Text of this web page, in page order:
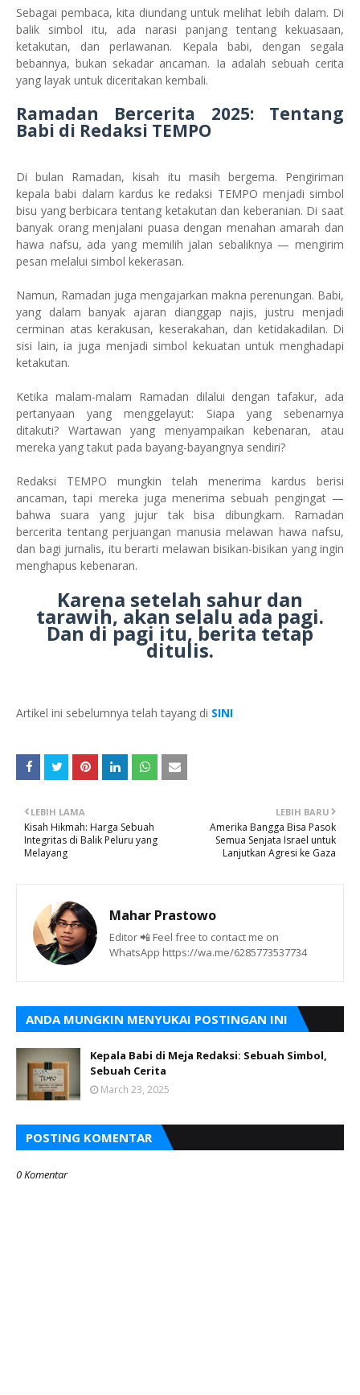
Sebagai pembaca, kita diundang untuk melihat lebih dalam. Di
balik simbol itu, ada narasi panjang tentang kekuasaan,
ketakutan, dan perlawanan. Kepala babi, dengan segala
bebannya, bukan sekadar ancaman. Ia adalah sebuah cerita
yang layak untuk diceritakan kembali.
Ramadan Bercerita 2025: Tentang
Babi di Redaksi TEMPO
Di bulan Ramadan, kisah itu masih bergema. Pengiriman
kepala babi dalam kardus ke redaksi TEMPO menjadi simbol
bisu yang berbicara tentang ketakutan dan keberanian. Di saat
banyak orang menjalani puasa dengan menahan amarah dan
hawa nafsu, ada yang memilih jalan sebaliknya — mengirim
pesan melalui simbol kekerasan.
Namun, Ramadan juga mengajarkan makna perenungan. Babi,
yang dalam banyak ajaran dianggap najis, justru menjadi
cerminan atas kerakusan, keserakahan, dan ketidakadilan. Di
sisi lain, ia juga menjadi simbol kekuatan untuk menghadapi
ketakutan.
Ketika malam-malam Ramadan dilalui dengan tafakur, ada
pertanyaan yang menggelayut: Siapa yang sebenarnya
ditakuti? Wartawan yang menyampaikan kebenaran, atau
mereka yang takut pada bayang-bayangnya sendiri?
Redaksi TEMPO mungkin telah menerima kardus berisi
ancaman, tapi mereka juga menerima sebuah pengingat —
bahwa suara yang jujur tak bisa dibungkam. Ramadan
bercerita tentang perjuangan manusia melawan hawa nafsu,
dan bagi jurnalis, itu berarti melawan bisikan-bisikan yang ingin
menghapus kebenaran.
Karena setelah sahur dan
tarawih, akan selalu ada pagi.
Dan di pagi itu, berita tetap
ditulis.
Artikel ini sebelumnya telah tayang di SINI
LEBIH BARU
Amerika Bangga Bisa Pasok
Semua Senjata Israel untuk
Lanjutkan Agresi ke Gaza
LEBIH LAMA
Kisah Hikmah: Harga Sebuah
Integritas di Balik Peluru yang
Melayang
Mahar Prastowo
Editor 📲 Feel free to contact me on
WhatsApp https://wa.me/6285773537734
ANDA MUNGKIN MENYUKAI POSTINGAN INI
Kepala Babi di Meja Redaksi: Sebuah Simbol,
Sebuah Cerita
March 23, 2025
POSTING KOMENTAR
0 Komentar